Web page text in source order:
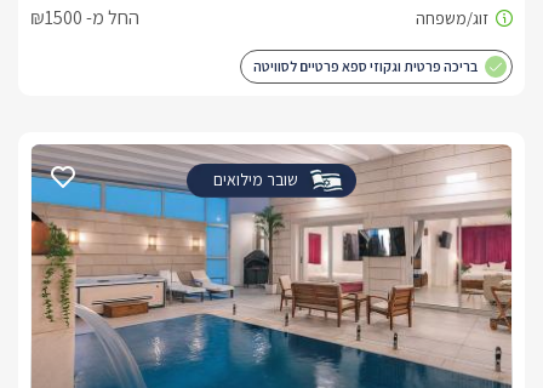
החל מ- ₪1500
בריכה פרטית וגקוזי ספא פרטיים לסוויטה
שובר מילואים